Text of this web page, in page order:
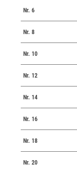
Nr. 6
Nr. 8
Nr. 10
Nr. 12
Nr. 14
Nr. 16
Nr. 18
Nr. 20